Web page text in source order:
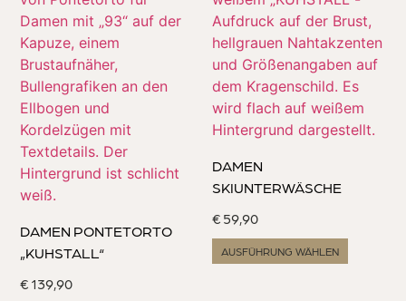
DAMEN PONTETORTO
„KUHSTALL“
€ 139,90
DAMEN
SKIUNTERWÄSCHE
€ 59,90
AUSFÜHRUNG WÄHLEN